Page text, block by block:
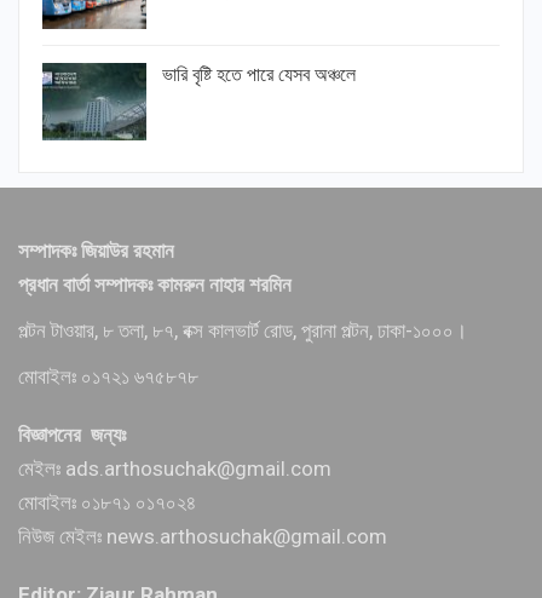
ভারি বৃষ্টি হতে পারে যেসব অঞ্চলে
সম্পাদকঃ জিয়াউর রহমান
প্রধান বার্তা সম্পাদকঃ কামরুন নাহার শরমিন
পল্টন টাওয়ার, ৮ তলা, ৮৭, বক্স কালভার্ট রোড, পুরানা পল্টন, ঢাকা-১০০০।
মোবাইলঃ ০১৭২১ ৬৭৫৮৭৮
বিজ্ঞাপনের জন্যঃ
মেইলঃ ads.arthosuchak@gmail.com
মোবাইলঃ ০১৮৭১ ০১৭০২৪
নিউজ মেইলঃ news.arthosuchak@gmail.com